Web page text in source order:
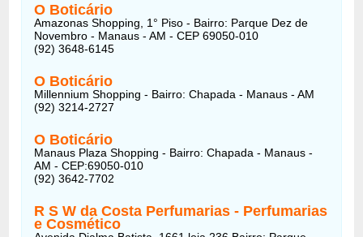
O Boticário
Amazonas Shopping, 1° Piso - Bairro: Parque Dez de
Novembro - Manaus - AM - CEP 69050-010
(92) 3648-6145
O Boticário
Millennium Shopping - Bairro: Chapada - Manaus - AM
(92) 3214-2727
O Boticário
Manaus Plaza Shopping - Bairro: Chapada - Manaus -
AM - CEP:69050-010
(92) 3642-7702
R S W da Costa Perfumarias - Perfumarias
e Cosmético